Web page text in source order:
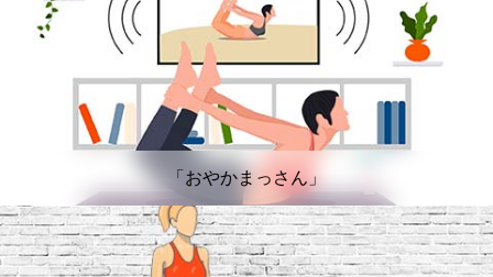
「おやかまっさん」